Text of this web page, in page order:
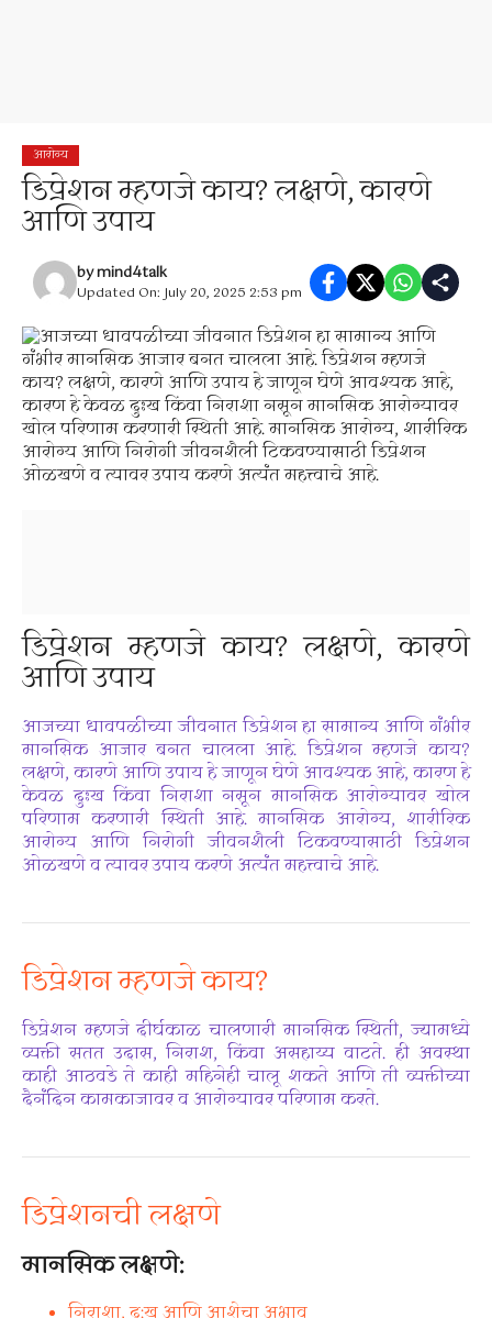
आरोग्य
डिप्रेशन म्हणजे काय? लक्षणे, कारणे
आणि उपाय
bymind4talk
Updated On: July 20, 2025 2:53 pm
डिप्रेशन म्हणजे काय? लक्षणे, कारणे
आणि उपाय
आजच्या धावपळीच्या जीवनात डिप्रेशन हा सामान्य आणि गंभीर
मानसिक आजार बनत चालला आहे. डिप्रेशन म्हणजे काय?
लक्षणे, कारणे आणि उपाय हे जाणून घेणे आवश्यक आहे, कारण हे
केवळ दुःख किंवा निराशा नसून मानसिक आरोग्यावर खोल
परिणाम करणारी स्थिती आहे. मानसिक आरोग्य, शारीरिक
आरोग्य आणि निरोगी जीवनशैली टिकवण्यासाठी डिप्रेशन
ओळखणे व त्यावर उपाय करणे अत्यंत महत्त्वाचे आहे.
डिप्रेशन म्हणजे काय?
डिप्रेशन म्हणजे दीर्घकाळ चालणारी मानसिक स्थिती, ज्यामध्ये
व्यक्ती सतत उदास, निराश, किंवा असहाय्य वाटते. ही अवस्था
काही आठवडे ते काही महिनेही चालू शकते आणि ती व्यक्तीच्या
दैनंदिन कामकाजावर व आरोग्यावर परिणाम करते.
डिप्रेशनची लक्षणे
मानसिक लक्षणे: